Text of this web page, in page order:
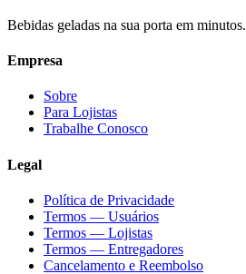
Bebidas geladas na sua porta em minutos.
Empresa
Sobre
Para Lojistas
Trabalhe Conosco
Legal
Política de Privacidade
Termos — Usuários
Termos — Lojistas
Termos — Entregadores
Cancelamento e Reembolso